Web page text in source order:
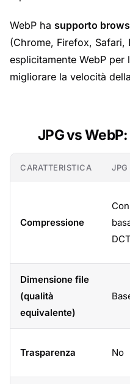
WebP ha supporto
(Chrome, Firefox, Safari,
esplicitamente WebP
migliorare la velocità
JPG vs
CARATTERISTICA JPG
Compressione
DCT
Dimensione file
(qualità
equivalente)
Trasparenza No